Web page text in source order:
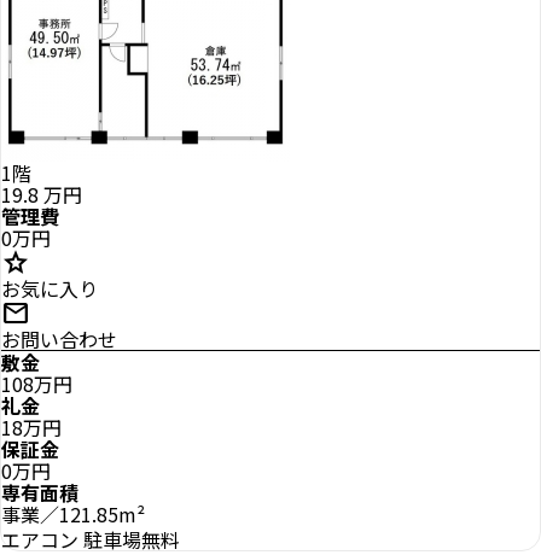
1階
19.8 万円
管理費
0万円
star
お気に入り
mail
お問い合わせ
敷金
108万円
礼金
18万円
保証金
0万円
専有面積
事業／121.85m²
エアコン 駐車場無料